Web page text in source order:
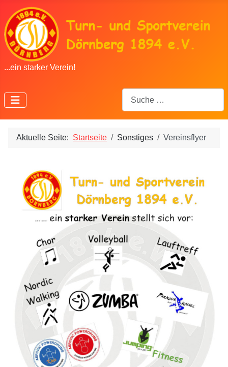
...ein starker Verein!
Aktuelle Seite: Startseite Sonstiges Vereinsflyer